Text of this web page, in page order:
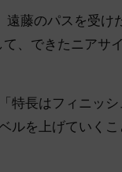
藤のパスを受け
、できたニアサ
長はフィニッ
ルを上げていく